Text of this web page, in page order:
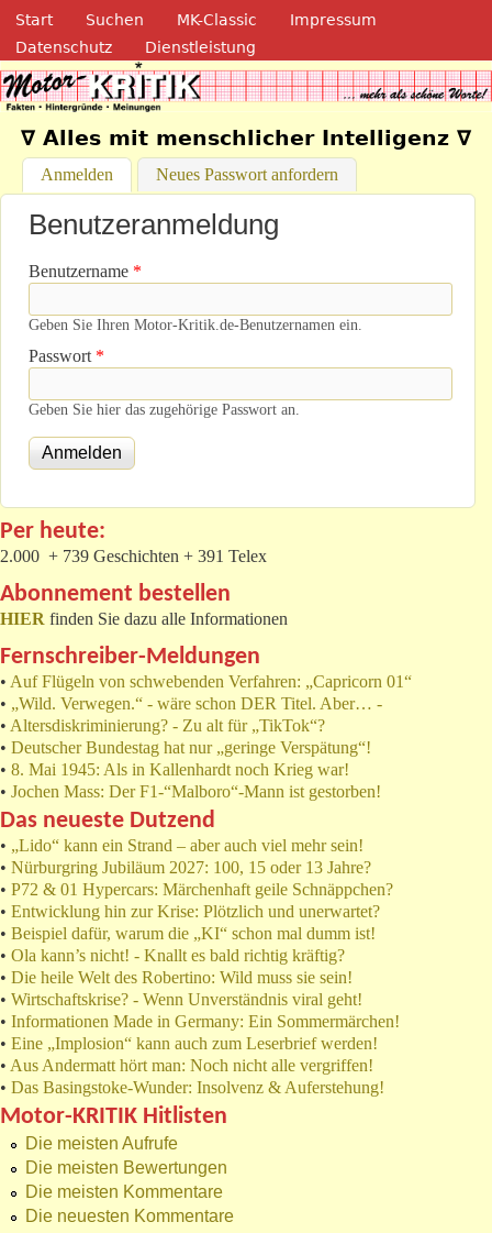
Direkt zum Inhalt
Navigation
Start Suchen MK-Classic
Impressum
Datenschutz
Dienstleistung
Motor-Kritik.de
∇ Alles mit menschlicher Intelligenz ∇
Anmelden (aktiver Reiter)
Neues Passwort anfordern
Benutzeranmeldung
Benutzername *
Geben Sie Ihren Motor-Kritik.de-Benutzernamen ein.
Passwort *
Geben Sie hier das zugehörige Passwort an.
Per heute:
2.000 + 739 Geschichten + 391 Telex
Abonnement bestellen
HIER finden Sie dazu alle Informationen
Fernschreiber-Meldungen
• Auf Flügeln von schwebenden Verfahren: „Capricorn 01“
• „Wild. Verwegen.“ - wäre schon DER Titel. Aber… -
• Altersdiskriminierung? - Zu alt für „TikTok“?
• Deutscher Bundestag hat nur „geringe Verspätung“!
• 8. Mai 1945: Als in Kallenhardt noch Krieg war!
• Jochen Mass: Der F1-“Malboro“-Mann ist gestorben!
Das neueste Dutzend
• „Lido“ kann ein Strand – aber auch viel mehr sein!
• Nürburgring Jubiläum 2027: 100, 15 oder 13 Jahre?
• P72 & 01 Hypercars: Märchenhaft geile Schnäppchen?
• Entwicklung hin zur Krise: Plötzlich und unerwartet?
• Beispiel dafür, warum die „KI“ schon mal dumm ist!
• Ola kann’s nicht! - Knallt es bald richtig kräftig?
• Die heile Welt des Robertino: Wild muss sie sein!
• Wirtschaftskrise? - Wenn Unverständnis viral geht!
• Informationen Made in Germany: Ein Sommermärchen!
• Eine „Implosion“ kann auch zum Leserbrief werden!
• Aus Andermatt hört man: Noch nicht alle vergriffen!
• Das Basingstoke-Wunder: Insolvenz & Auferstehung!
Motor-KRITIK Hitlisten
Die meisten Aufrufe
Die meisten Bewertungen
Die meisten Kommentare
Die neuesten Kommentare